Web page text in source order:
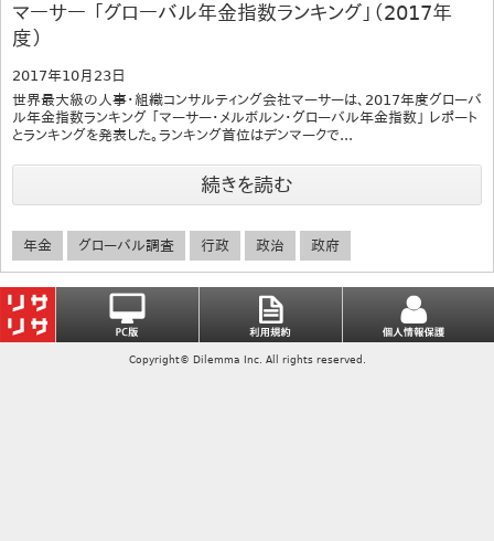
マーサー 「グローバル年金指数ランキング」（2017年
度）
2017年10月23日
世界最大級の人事・組織コンサルティング会社マーサーは、2017年度グローバ
ル年金指数ランキング 「マーサー・メルボルン・グローバル年金指数」 レポート
とランキングを発表した。ランキング首位はデンマークで...
続きを読む
年金 グローバル調査 行政 政治 政府
Copyright© Dilemma Inc. All rights reserved.